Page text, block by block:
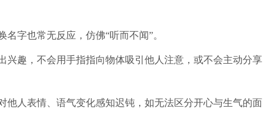
字也常无反应，仿佛“听而不闻”。
趣，不会用手指指向物体吸引他人注意，或不会主动分享
人表情、语气变化感知迟钝，如无法区分开心与生气的面